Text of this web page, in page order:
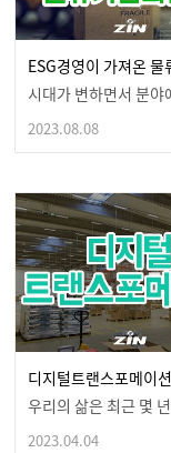
2023.08.08
디지털트랜스포메이션
2023.04.04